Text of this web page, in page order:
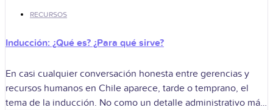
RECURSOS
Inducción: ¿Qué es? ¿Para qué sirve?
En casi cualquier conversación honesta entre gerencias y
recursos humanos en Chile aparece, tarde o temprano, el
tema de la inducción. No como un detalle administrativo más,